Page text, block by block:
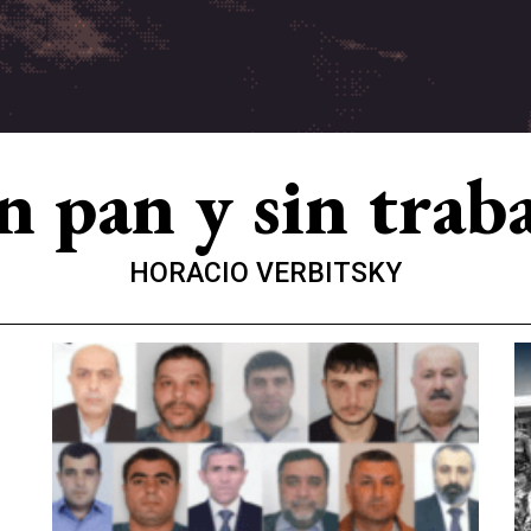
pan y sin
HORACIO VERBITSKY